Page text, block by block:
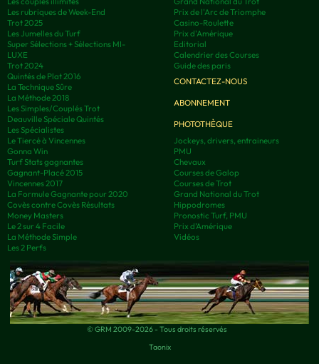
Les rubriques de Week-End
Trot 2025
Les Jumelles du Turf
Super Sélections + Sélections MI-
LUXE
Trot 2024
Quintés de Plat 2016
La Technique Sûre
La Méthode 2018
Les Simples/Couplés Trot
Deauville Spéciale Quintés
Les Spécialistes
Le Tiercé à Vincennes
Gonna Win
Turf Stats gagnantes
Gagnant-Placé 2015
Vincennes 2017
La Formule Gagnante pour 2020
Covès contre Covès Résultats
Money Masters
Le 2 sur 4 Facile
La Méthode Simple
Les 2 Perfs
Prix de l'Arc de Triomphe
Casino-Roulette
Prix d'Amérique
Editorial
Calendrier des Courses
Guide des paris
CONTACTEZ-NOUS
ABONNEMENT
PHOTOTHÈQUE
Jockeys, drivers, entraineurs
PMU
Chevaux
Courses de Galop
Courses de Trot
Grand National du Trot
Hippodromes
Pronostic Turf, PMU
Prix d’Amérique
Vidéos
© GRM 2009-2026 - Tous droits réservés
Taonix